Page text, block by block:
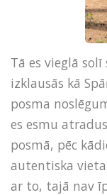
Tā es vieglā
izklausās kā
posma
es esmu
posmā, pēc
autentiska
ar to, tajā nav